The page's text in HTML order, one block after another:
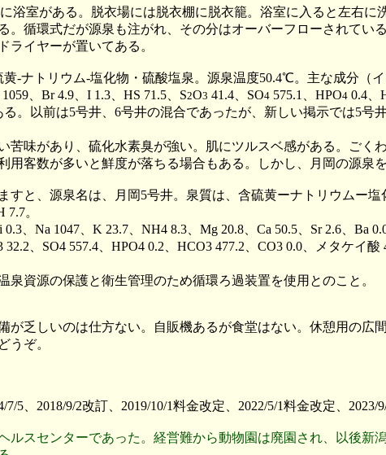
浴室がある。脱衣場には脱衣棚に脱衣籠。浴室に入ると左右
。循環式だが源泉も注がれ、その分はオーバーフローされて
ライヤーが置いてある。
-ナトリウム-塩化物・硫酸塩泉。源泉温度50.4℃。主な成分（
、Br 4.9、I 1.3、HS 71.5、S2O3 41.4、SO4 575.1、HPO4 0.4、
。以前は5号井、6号井の混合であったが、新しい掲示では5
味があり、硫化水素臭が強い。肌にツルスベ感がある。ごく
用客数が多いと鮮度が落ちる場合もある。しかし、月岡の源泉
すと、源泉名は、月岡5号井。泉質は、含硫黄ーナトリウムー
。
、Na 1047、K 23.7、NH4 8.3、Mg 20.8、Ca 50.5、Sr 2.6、Ba
32.2、SO4 557.4、HPO4 0.2、HCO3 477.2、CO3 0.0、メタケ
資源の保護と衛生管理のため循環ろ過装置を使用とのこと。
が乏しいのは仕方ない。自販機あるが食堂はない。休憩用の
うぞ。
5、2018/9/2改訂、2019/10/1料金改定、2022/5/1料金改定、2023/
ルスセンターであった。経営難から動物園は廃園され、以後